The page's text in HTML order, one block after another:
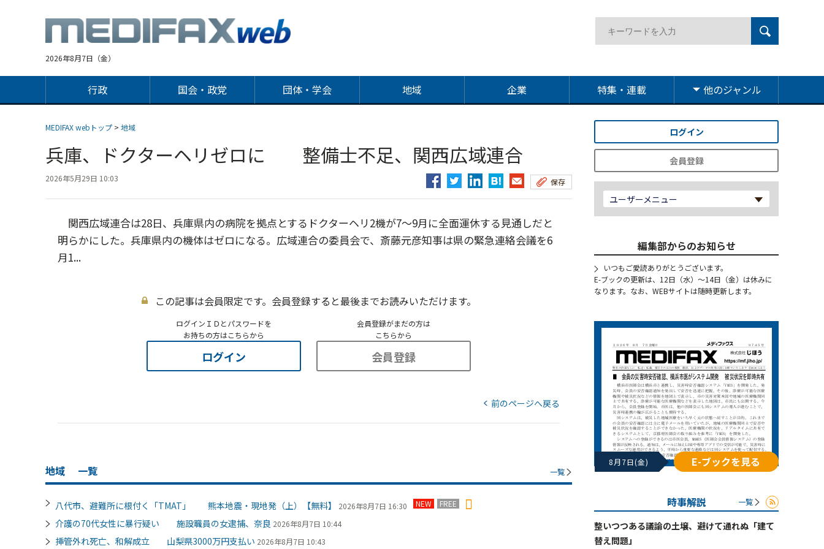
2026年8月7日（金）
行政 国会・政党 団体・学会 地域 企業 特集・連載 他のジャンル
MEDIFAX webトップ > 地域
兵庫、ドクターヘリゼロに 整備士不足、関西広域連合
2026年5月29日 10:03 保存
関西広域連合は28日、兵庫県内の病院を拠点とするドクターヘリ2機が7～9月に全面運休する見通しだと
明らかにした。兵庫県内の機体はゼロになる。広域連合の委員会で、斎藤元彦知事は県の緊急連絡会議を6
月1...
この記事は会員限定です。会員登録すると最後までお読みいただけます。
ログインＩＤとパスワードを
お持ちの方はこちらから
ログイン
会員登録がまだの方は
こちらから
会員登録
前のページへ戻る
地域 一覧 一覧
八代市、避難所に根付く「TMAT」 熊本地震・現地発（上）【無料】 2026年8月7日 16:30 NEW FREE
介護の70代女性に暴行疑い 施設職員の女逮捕、奈良 2026年8月7日 10:44
挿管外れ死亡、和解成立 山梨県3000万円支払い 2026年8月7日 10:43
ログイン
会員登録
ユーザーメニュー
編集部からのお知らせ
いつもご愛読ありがとうございます。
E-ブックの更新は、12日（水）～14日（金）は休みに
なります。なお、WEBサイトは随時更新します。
8月7日(金) E-ブックを見る
時事解説 一覧
整いつつある議論の土壌、避けて通れぬ「建て
替え問題」